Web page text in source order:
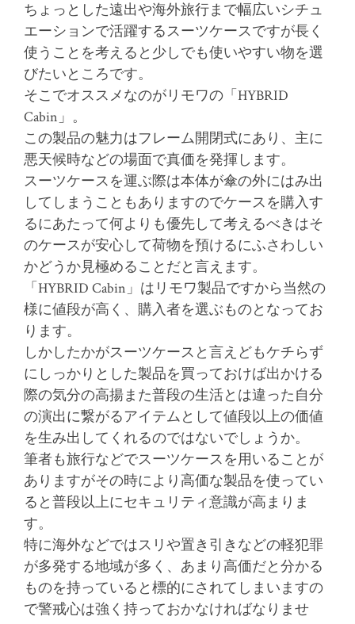
ちょっとした遠出や海外旅行まで幅広いシチュ
エーションで活躍するスーツケースですが長く
使うことを考えると少しでも使いやすい物を選
びたいところです。
そこでオススメなのがリモワの「HYBRID
Cabin」。
この製品の魅力はフレーム開閉式にあり、主に
悪天候時などの場面で真価を発揮します。
スーツケースを運ぶ際は本体が傘の外にはみ出
してしまうこともありますのでケースを購入す
るにあたって何よりも優先して考えるべきはそ
のケースが安心して荷物を預けるにふさわしい
かどうか見極めることだと言えます。
「HYBRID Cabin」はリモワ製品ですから当然の
様に値段が高く、購入者を選ぶものとなってお
ります。
しかしたかがスーツケースと言えどもケチらず
にしっかりとした製品を買っておけば出かける
際の気分の高揚また普段の生活とは違った自分
の演出に繋がるアイテムとして値段以上の価値
を生み出してくれるのではないでしょうか。
筆者も旅行などでスーツケースを用いることが
ありますがその時により高価な製品を使ってい
ると普段以上にセキュリティ意識が高まりま
す。
特に海外などではスリや置き引きなどの軽犯罪
が多発する地域が多く、あまり高価だと分かる
ものを持っていると標的にされてしまいますの
で警戒心は強く持っておかなければなりませ